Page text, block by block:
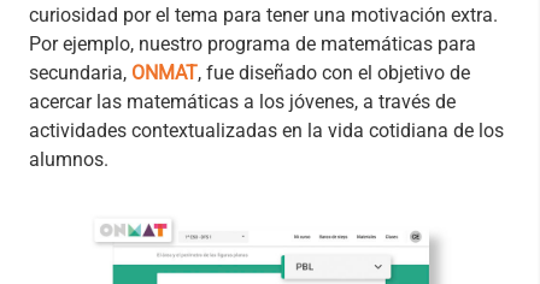
curiosidad por el tema para tener una motivación extra.
Por ejemplo, nuestro programa de matemáticas para
secundaria, ONMAT, fue diseñado con el objetivo de
acercar las matemáticas a los jóvenes, a través de
actividades contextualizadas en la vida cotidiana de los
alumnos.